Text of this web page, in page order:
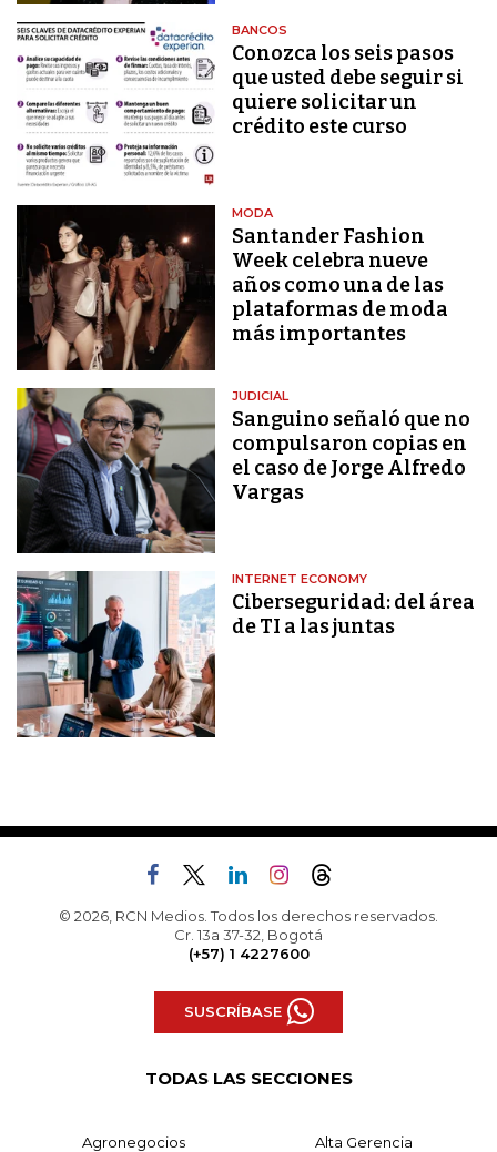
BANCOS
Conozca los seis pasos
que usted debe seguir si
quiere solicitar un
crédito este curso
MODA
Santander Fashion
Week celebra nueve
años como una de las
plataformas de moda
más importantes
JUDICIAL
Sanguino señaló que no
compulsaron copias en
el caso de Jorge Alfredo
Vargas
INTERNET ECONOMY
Ciberseguridad: del área
de TI a las juntas
© 2026, RCN Medios. Todos los derechos reservados.
Cr. 13a 37-32, Bogotá
(+57) 1 4227600
SUSCRÍBASE
TODAS LAS SECCIONES
Agronegocios Alta Gerencia